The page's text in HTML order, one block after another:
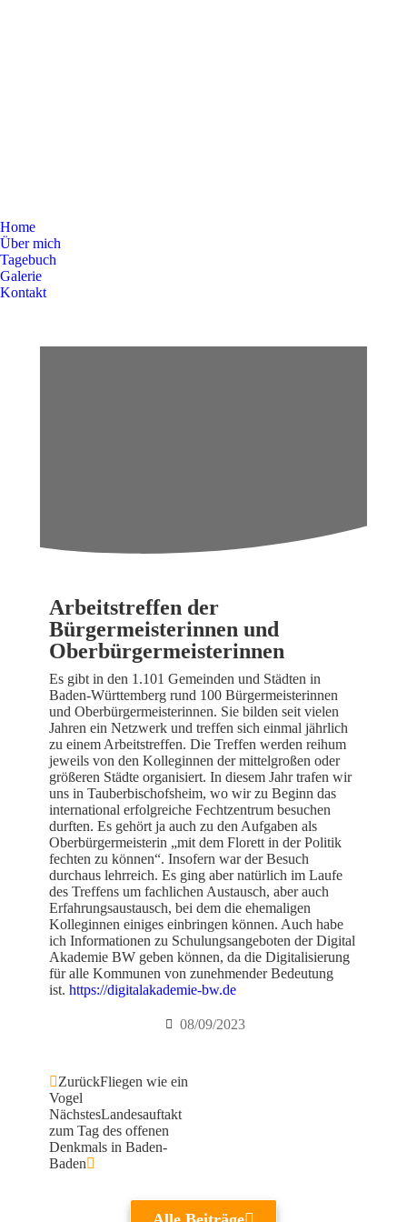
Home
Über mich
Tagebuch
Galerie
Kontakt
Arbeitstreffen der
Bürgermeisterinnen und
Oberbürgermeisterinnen
Es gibt in den 1.101 Gemeinden und Städten in
Baden-Württemberg rund 100 Bürgermeisterinnen
und Oberbürgermeisterinnen. Sie bilden seit vielen
Jahren ein Netzwerk und treffen sich einmal jährlich
zu einem Arbeitstreffen. Die Treffen werden reihum
jeweils von den Kolleginnen der mittelgroßen oder
größeren Städte organisiert. In diesem Jahr trafen wir
uns in Tauberbischofsheim, wo wir zu Beginn das
international erfolgreiche Fechtzentrum besuchen
durften. Es gehört ja auch zu den Aufgaben als
Oberbürgermeisterin „mit dem Florett in der Politik
fechten zu können“. Insofern war der Besuch
durchaus lehrreich. Es ging aber natürlich im Laufe
des Treffens um fachlichen Austausch, aber auch
Erfahrungsaustausch, bei dem die ehemaligen
Kolleginnen einiges einbringen können. Auch habe
ich Informationen zu Schulungsangeboten der Digital
Akademie BW geben können, da die Digitalisierung
für alle Kommunen von zunehmender Bedeutung
ist. https://digitalakademie-bw.de
08/09/2023
ZurückFliegen wie ein
Vogel
NächstesLandesauftakt
zum Tag des offenen
Denkmals in Baden-
Baden